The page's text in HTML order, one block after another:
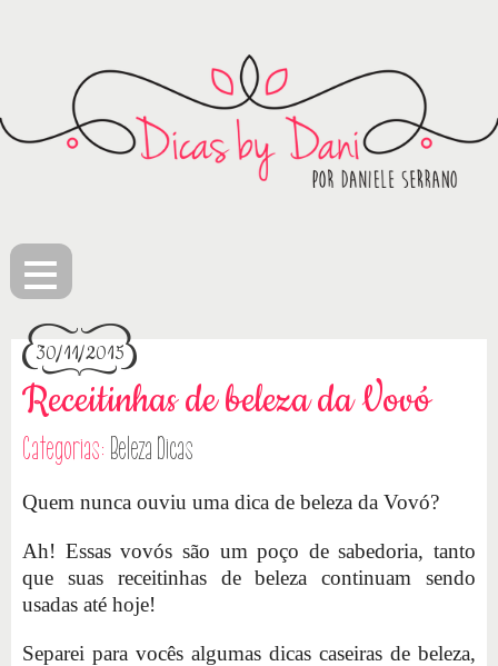
≡
30/11/2015
Receitinhas de beleza da Vovó
Categorias: Beleza Dicas
Quem nunca ouviu uma dica de beleza da Vovó?
Ah! Essas vovós são um poço de sabedoria, tanto
que suas receitinhas de beleza continuam sendo
usadas até hoje!
Separei para vocês algumas dicas caseiras de beleza,